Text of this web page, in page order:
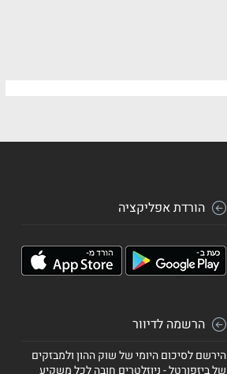
הורדת אפליקציה
הרשמה לדיוור
הירשם לסיכום היומי של שוק ההון ולמבזקים
של ביזפורטל - ניוזלטרים חובה לכל משקיע